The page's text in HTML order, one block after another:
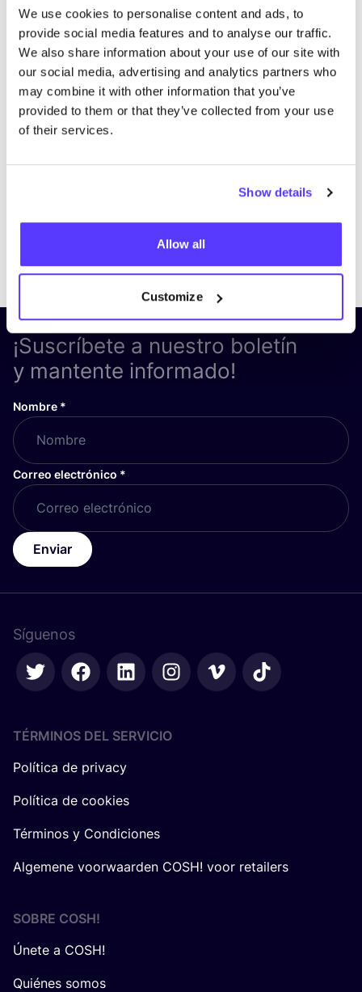
We use cookies to personalise content and ads, to
provide social media features and to analyse our traffic.
We also share information about your use of our site with
our social media, advertising and analytics partners who
may combine it with other information that you’ve
provided to them or that they’ve collected from your use
of their services.
Show details
Allow all
Customize
¡Suscríbete a nuestro boletín
y mantente informado!
Nombre *
Correo electrónico *
Enviar
Síguenos
TÉRMINOS DEL SERVICIO
Política de privacy
Política de cookies
Términos y Condiciones
Algemene voorwaarden COSH! voor retailers
SOBRE COSH!
Únete a COSH!
Quiénes somos